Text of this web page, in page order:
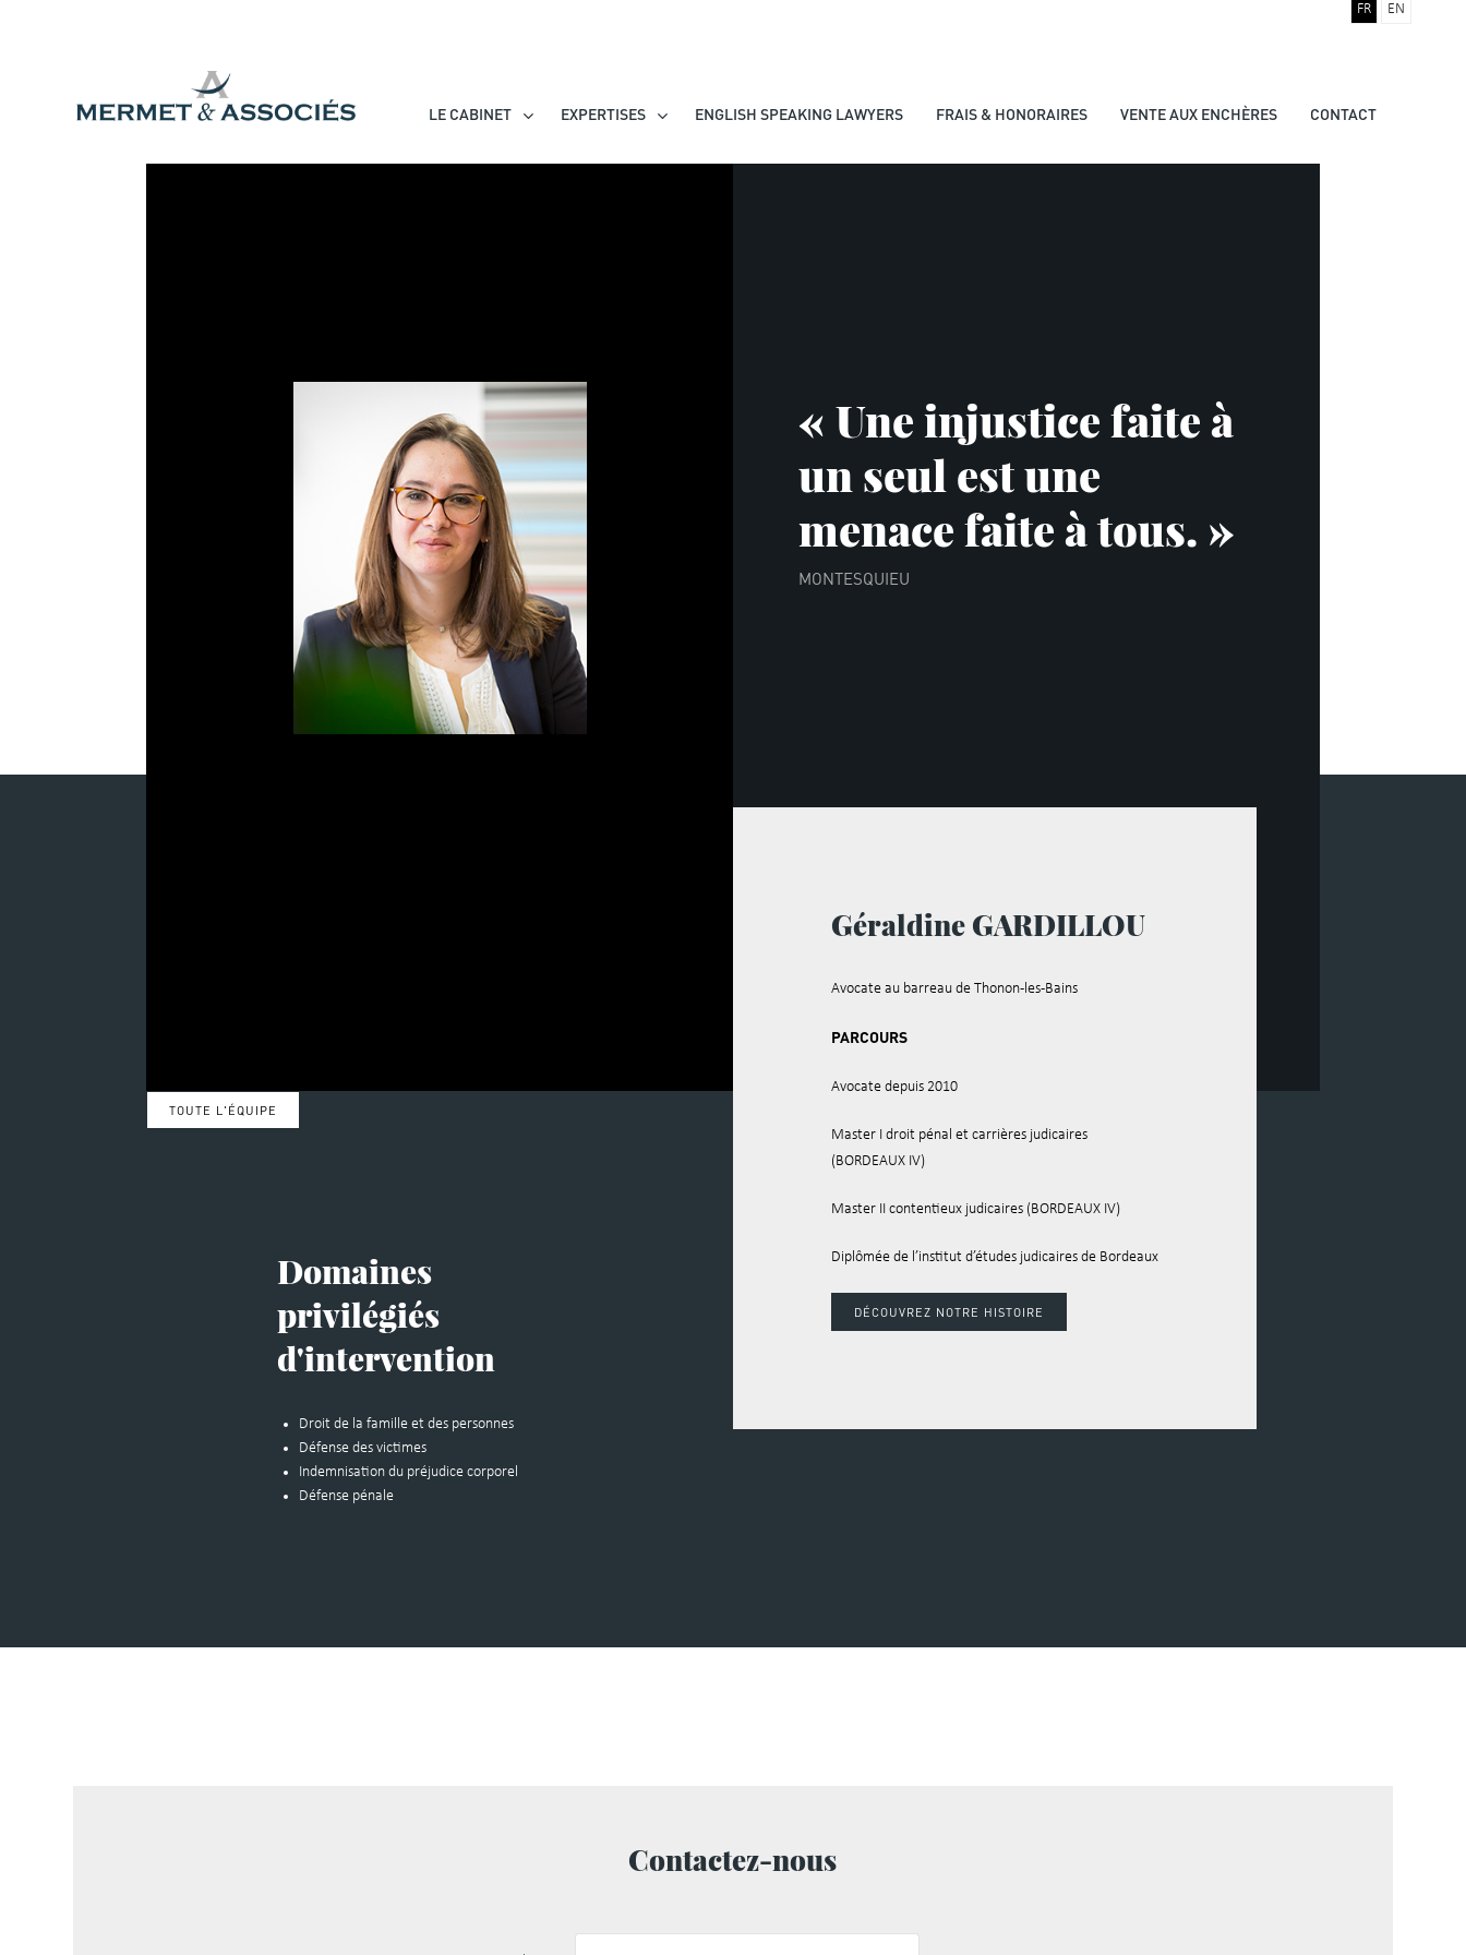
FR EN
LE CABINET EXPERTISES ENGLISH SPEAKING LAWYERS FRAIS & HONORAIRES VENTE AUX ENCHÈRES CONTACT
« Une injustice faite à
un seul est une
menace faite à tous. »
MONTESQUIEU
TOUTE L'ÉQUIPE
Domaines
privilégiés
d'intervention
Droit de la famille et des personnes
Défense des victimes
Indemnisation du préjudice corporel
Défense pénale
Géraldine GARDILLOU
Avocate au barreau de Thonon-les-Bains
PARCOURS
Avocate depuis 2010
Master I droit pénal et carrières judicaires
(BORDEAUX IV)
Master II contentieux judicaires (BORDEAUX IV)
Diplômée de l’institut d’études judicaires de Bordeaux
DÉCOUVREZ NOTRE HISTOIRE
Contactez-nous